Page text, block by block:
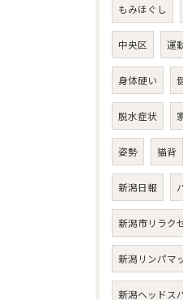
もみほぐし
中央区 運
身体硬い
脱水症状
姿勢 猫背
新潟日報
新潟市リラク
新潟リンパマ
新潟ヘッドス